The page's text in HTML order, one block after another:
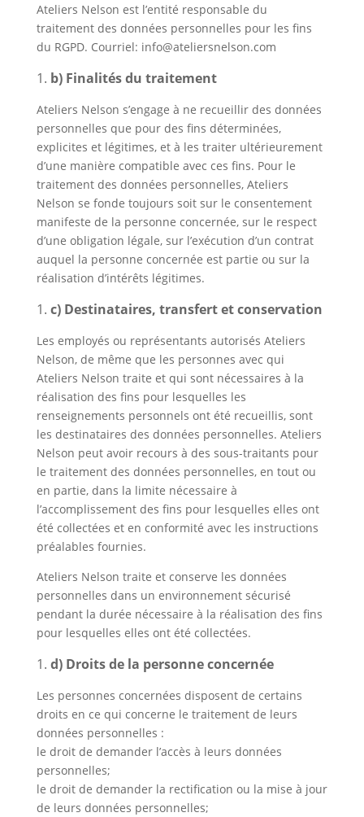
Ateliers Nelson est l’entité responsable du
traitement des données personnelles pour les fins
du RGPD. Courriel: info@ateliersnelson.com
b) Finalités du traitement
Ateliers Nelson s’engage à ne recueillir des données
personnelles que pour des fins déterminées,
explicites et légitimes, et à les traiter ultérieurement
d’une manière compatible avec ces fins. Pour le
traitement des données personnelles, Ateliers
Nelson se fonde toujours soit sur le consentement
manifeste de la personne concernée, sur le respect
d’une obligation légale, sur l’exécution d’un contrat
auquel la personne concernée est partie ou sur la
réalisation d’intérêts légitimes.
c) Destinataires, transfert et conservation
Les employés ou représentants autorisés Ateliers
Nelson, de même que les personnes avec qui
Ateliers Nelson traite et qui sont nécessaires à la
réalisation des fins pour lesquelles les
renseignements personnels ont été recueillis, sont
les destinataires des données personnelles. Ateliers
Nelson peut avoir recours à des sous-traitants pour
le traitement des données personnelles, en tout ou
en partie, dans la limite nécessaire à
l’accomplissement des fins pour lesquelles elles ont
été collectées et en conformité avec les instructions
préalables fournies.
Ateliers Nelson traite et conserve les données
personnelles dans un environnement sécurisé
pendant la durée nécessaire à la réalisation des fins
pour lesquelles elles ont été collectées.
d) Droits de la personne concernée
Les personnes concernées disposent de certains
droits en ce qui concerne le traitement de leurs
données personnelles :
le droit de demander l’accès à leurs données
personnelles;
le droit de demander la rectification ou la mise à jour
de leurs données personnelles;